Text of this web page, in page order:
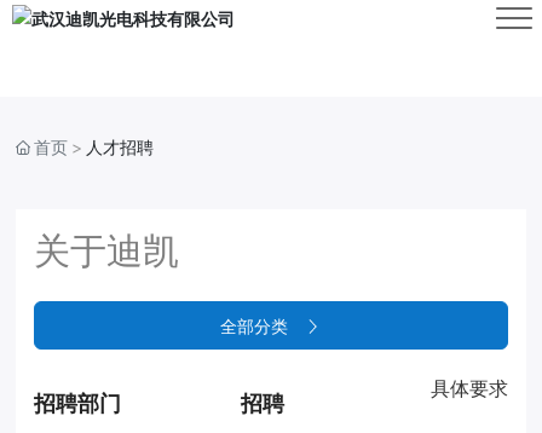
首页 人才招聘
关于迪凯
全部分类
招聘部门
招聘
具体要求